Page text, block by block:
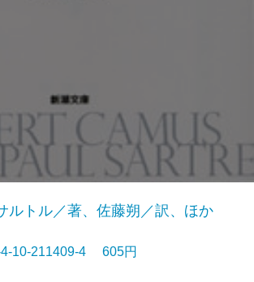
ルトル／著、佐藤朔／訳、ほか
10-211409-4 605円